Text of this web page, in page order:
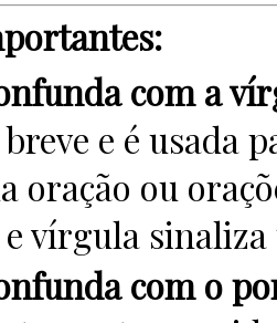
com a
e é usada
oração ou
vírgula
com o